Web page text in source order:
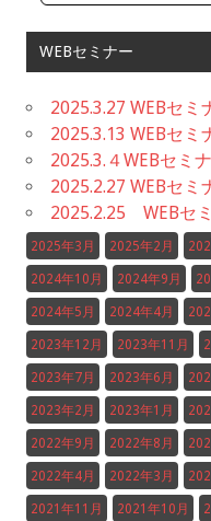
WEBセミナー
2025.3.27 WEBセミ
2025.3.13 WEBセミ
2025.3.４WEBセミ
2025.2.27 WEBセミ
2025.2.25 WEBセ
2025年3月 2025年2月
2024年10月 2024年9月
2024年5月 2024年4月
2023年12月 2023年11月
2023年7月 2023年6月
2023年2月 2023年1月
2022年9月 2022年8月
2022年4月 2022年3月
2021年11月 2021年10月